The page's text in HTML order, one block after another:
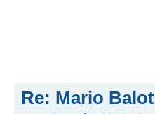
Re: Mario